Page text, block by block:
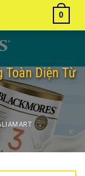
0
Toàn Diện Từ